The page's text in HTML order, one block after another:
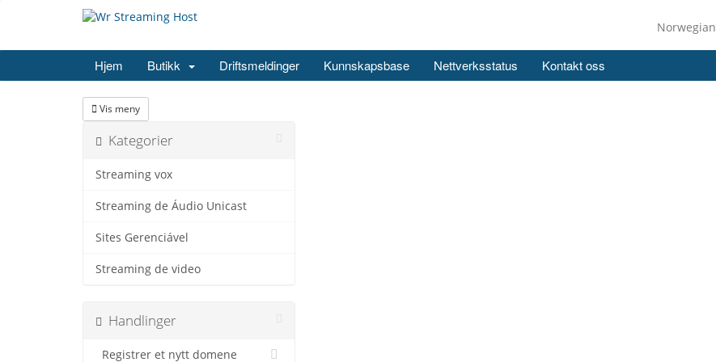
Norwegian
Hjem Butikk Driftsmeldinger Kunnskapsbase Nettverksstatus Kontakt oss
Vis meny
Kategorier
Streaming vox
Streaming de Áudio Unicast
Sites Gerenciável
Streaming de video
Handlinger
Registrer et nytt domene